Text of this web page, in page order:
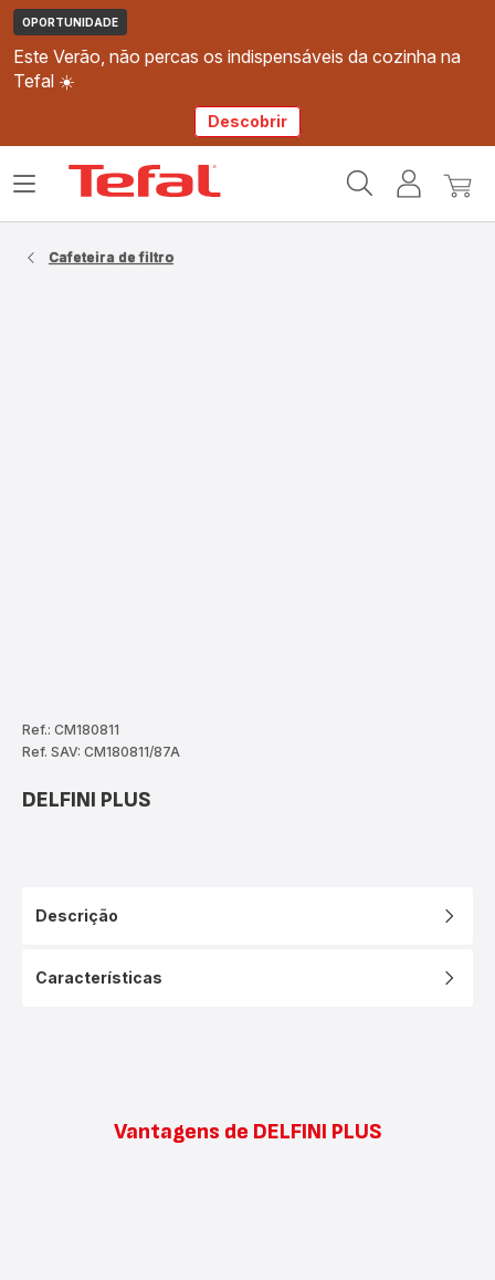
OPORTUNIDADE
Este Verão, não percas os indispensáveis da cozinha na
Tefal ☀️
Descobrir
Tefal
O
Abrir
Cafeteira de filtro
Ref.: CM180811
Ref. SAV: CM180811/87A
DELFINI PLUS
Descrição
Características
Vantagens de DELFINI PLUS